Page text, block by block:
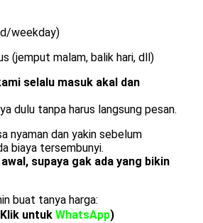
weekday)
(jemput malam, balik hari, dll)
selalu masuk akal dan
dulu tanpa harus langsung pesan.
nyaman dan yakin sebelum
biaya tersembunyi.
supaya gak ada yang bikin
buat tanya harga:
untuk WhatsApp)